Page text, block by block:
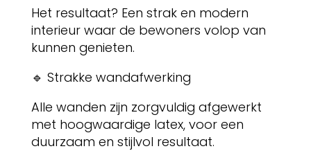
Het resultaat? Een strak en modern
interieur waar de bewoners volop van
kunnen genieten.
🔹 Strakke wandafwerking
Alle wanden zijn zorgvuldig afgewerkt
met hoogwaardige latex, voor een
duurzaam en stijlvol resultaat.